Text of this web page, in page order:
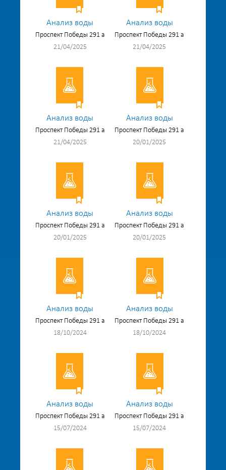
Анализ воды
Проспект Победы 291 а
21/04/2025
Анализ воды
Проспект Победы 291 а
21/04/2025
Анализ воды
Проспект Победы 291 а
21/04/2025
Анализ воды
Проспект Победы 291 а
20/01/2025
Анализ воды
Проспект Победы 291 а
20/01/2025
Анализ воды
Проспект Победы 291 а
20/01/2025
Анализ воды
Проспект Победы 291 а
18/10/2024
Анализ воды
Проспект Победы 291 а
18/10/2024
Анализ воды
Проспект Победы 291 а
15/07/2024
Анализ воды
Проспект Победы 291 а
15/07/2024